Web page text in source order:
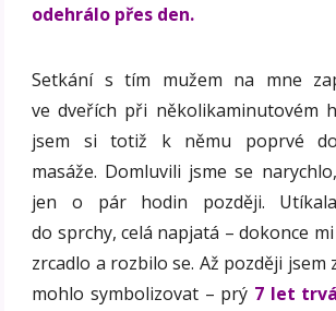
odehrálo přes den.
Setkání s tím mužem na mne
ve dveřích při několikaminutovém
jsem si totiž k němu poprvé
masáže. Domluvili jsme se
jen o pár hodin později.
do sprchy, celá napjatá – dokonce
zrcadlo a rozbilo se. Až později jsem
mohlo symbolizovat – prý 7 let